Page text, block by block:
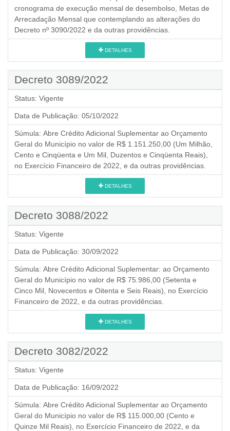
cronograma de execução mensal de desembolso, Metas de
Arrecadação Mensal que contemplando as alterações do
Decreto nº 3090/2022 e da outras providências.
DETALHES
Decreto 3089/2022
Status: Vigente
Data de Publicação: 05/10/2022
Súmula: Abre Crédito Adicional Suplementar ao Orçamento
Geral do Município no valor de R$ 1.151.250,00 (Um Milhão,
Cento e Cinqüenta e Um Mil, Duzentos e Cinqüenta Reais),
no Exercício Financeiro de 2022, e da outras providências.
DETALHES
Decreto 3088/2022
Status: Vigente
Data de Publicação: 30/09/2022
Súmula: Abre Crédito Adicional Suplementar: ao Orçamento
Geral do Município no valor de R$ 75.986,00 (Setenta e
Cinco Mil, Novecentos e Oitenta e Seis Reais), no Exercício
Financeiro de 2022, e da outras providências.
DETALHES
Decreto 3082/2022
Status: Vigente
Data de Publicação: 16/09/2022
Súmula: Abre Crédito Adicional Suplementar ao Orçamento
Geral do Município no valor de R$ 115.000,00 (Cento e
Quinze Mil Reais), no Exercício Financeiro de 2022, e da